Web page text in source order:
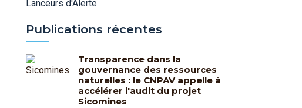
Lanceurs d'Alerte
Publications récentes
Transparence dans la
gouvernance des ressources
naturelles : le CNPAV appelle à
accélérer l'audit du projet
Sicomines